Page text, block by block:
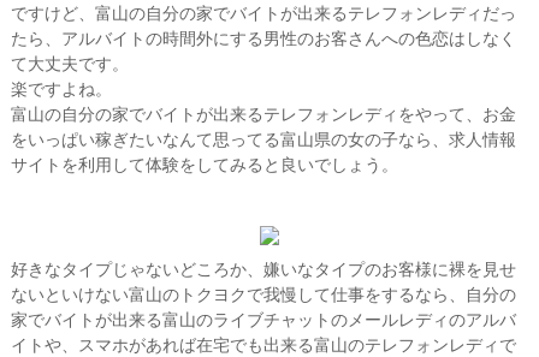
ですけど、富山の自分の家でバイトが出来るテレフォンレディだっ
たら、アルバイトの時間外にする男性のお客さんへの色恋はしなく
て大丈夫です。
楽ですよね。
富山の自分の家でバイトが出来るテレフォンレディをやって、お金
をいっぱい稼ぎたいなんて思ってる富山県の女の子なら、求人情報
サイトを利用して体験をしてみると良いでしょう。
好きなタイプじゃないどころか、嫌いなタイプのお客様に裸を見せ
ないといけない富山のトクヨクで我慢して仕事をするなら、自分の
家でバイトが出来る富山のライブチャットのメールレディのアルバ
イトや、スマホがあれば在宅でも出来る富山のテレフォンレディで